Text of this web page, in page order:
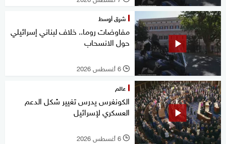
شرق أوسط
مفاوضات روما.. خلاف لبناني إسرائيلي
حول الانسحاب
l 6 أغسطس 2026
عالم
الكونغرس يدرس تغيير شكل الدعم
العسكري لإسرائيل
l 6 أغسطس 2026